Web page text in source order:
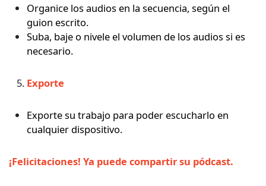
Organice los audios en la secuencia, según el
guion escrito.
Suba, baje o nivele el volumen de los audios si es
necesario.
Exporte
Exporte su trabajo para poder escucharlo en
cualquier dispositivo.
¡Felicitaciones! Ya puede compartir su pódcast.